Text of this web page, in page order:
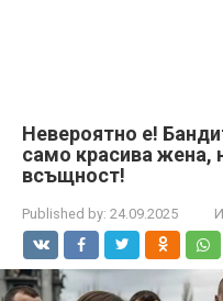
Невероятно е!
само красива жена,
всъщност!
Published by: 24.09.2025